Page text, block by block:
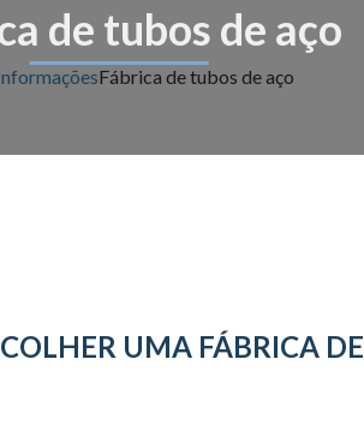
Fábrica de tubos de aço
de tubos de aço
UMA FÁBRICA DE